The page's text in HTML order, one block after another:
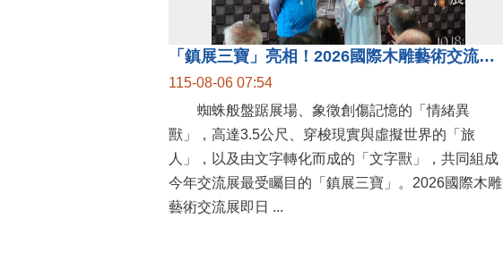
「鎮展三寶」亮相！2026國際木雕藝術交流展登場 國際木雕競賽得獎入圍名單同步揭曉
115-08-06 07:54
蜘蛛般盤踞展場、象徵創傷記憶的「情緒異
獸」，高達3.5公尺、穿梭現實與虛擬世界的「旅
人」，以及由文字轉化而成的「文字獸」，共同組成
今年交流展最受矚目的「鎮展三寶」。2026國際木雕
藝術交流展即日 ...